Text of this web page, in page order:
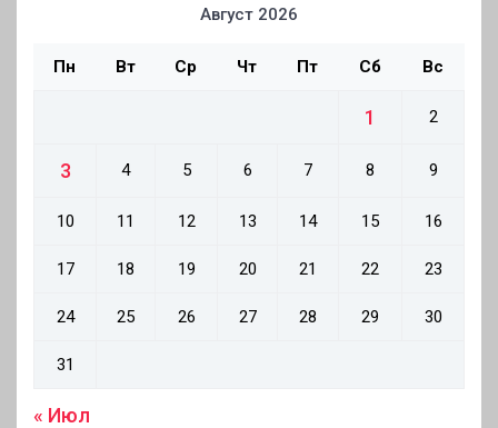
Август 2026
Пн Вт Ср Чт Пт Сб Вс
1 2
3 4 5 6 7 8 9
10 11 12 13 14 15 16
17 18 19 20 21 22 23
24 25 26 27 28 29 30
31
« Июл